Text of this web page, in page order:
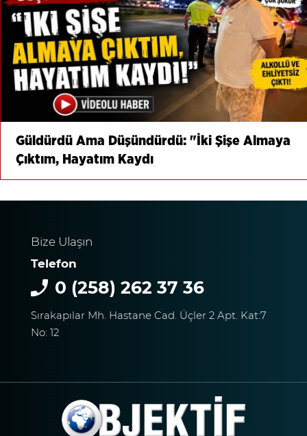
Güldürdü Ama Düşündürdü: "İki Şişe Almaya
Çıktım, Hayatım Kaydı
Bize Ulaşın
Telefon
0 (258) 262 37 36
Sırakapılar Mh. Hastane Cad. Üçler 2 Apt. Kat:7
No: 12